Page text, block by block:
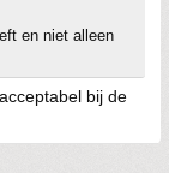
en niet alleen
bij de